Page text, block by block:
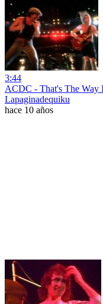
3:44
ACDC - That's The Way
Lapaginadequiku
hace 10 años